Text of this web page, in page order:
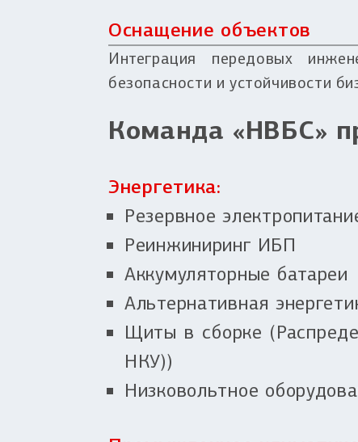
Оснащение объектов
Интеграция передовых
безопасности и устойчивости
Команда «НВБС»
Энергетика:
Резервное
Реинжиниринг ИБП
Аккумуляторные батареи
Альтернативная
Щиты в сборке
НКУ))
Низковольтное